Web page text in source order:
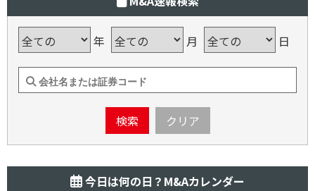
年 月 日
検索 クリア
今日は何の日？M&Aカレンダー